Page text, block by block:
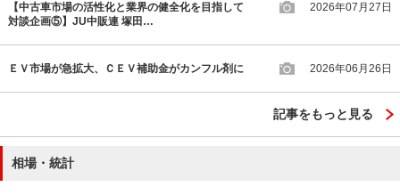
【中古車市場の活性化と業界の健全化を目指して
対談企画⑤】JU中販連 塚田…
2026年07月27日
ＥＶ市場が急拡大、ＣＥＶ補助金がカンフル剤に 2026年06月26日
記事をもっと見る
相場・統計